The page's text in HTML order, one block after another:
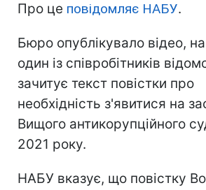
Про це повідомляє НАБУ.
Бюро опублікувало відео,
один із співробітників
зачитує текст повістки про
необхідність з'явитися на
Вищого антикорупційного
2021 року.
НАБУ вказує, що повістку